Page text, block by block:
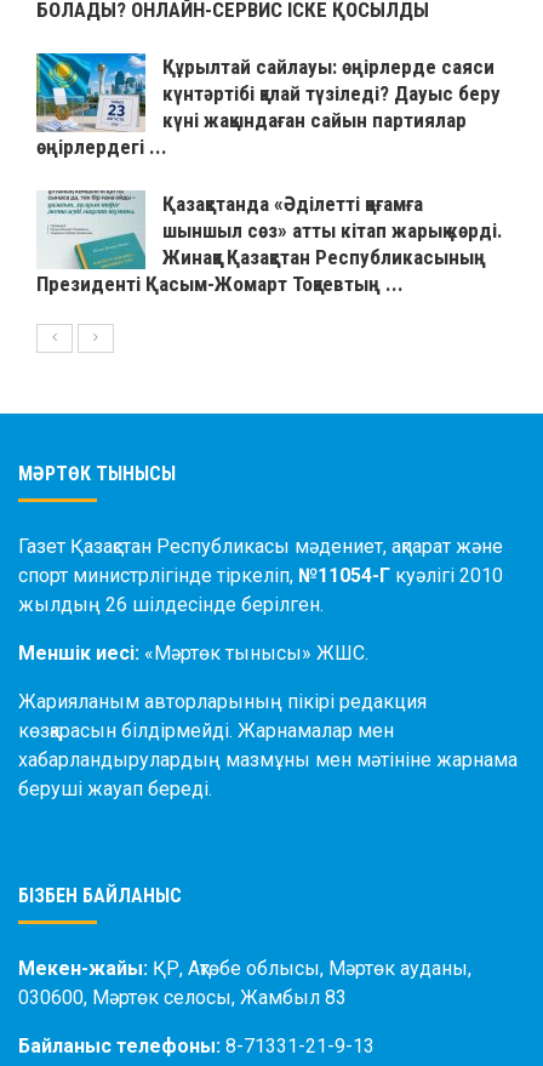
БОЛАДЫ? ОНЛАЙН-СЕРВИС ІСКЕ ҚОСЫЛДЫ
Құрылтай сайлауы: өңірлерде саяси
күнтәртібі қалай түзіледі? Дауыс беру
күні жақындаған сайын партиялар
өңірлердегі ...
Қазақстанда «Әділетті қоғамға
шыншыл сөз» атты кітап жарық көрді.
Жинаққа Қазақстан Республикасының
Президенті Қасым-Жомарт Тоқаевтың ...
МӘРТӨК ТЫНЫСЫ
Газет Қазақстан Республикасы мәдениет, ақпарат және
спорт министрлігінде тіркеліп, №11054-Г куәлігі 2010
жылдың 26 шілдесінде берілген.
Меншік иесі: «Мәртөк тынысы» ЖШС.
Жарияланым авторларының пікірі редакция
көзқарасын білдірмейді. Жарнамалар мен
хабарландырулардың мазмұны мен мәтініне жарнама
беруші жауап береді.
БІЗБЕН БАЙЛАНЫС
Мекен-жайы: ҚР, Ақтөбе облысы, Мәртөк ауданы,
030600, Мәртөк селосы, Жамбыл 83
Байланыс телефоны: 8-71331-21-9-13